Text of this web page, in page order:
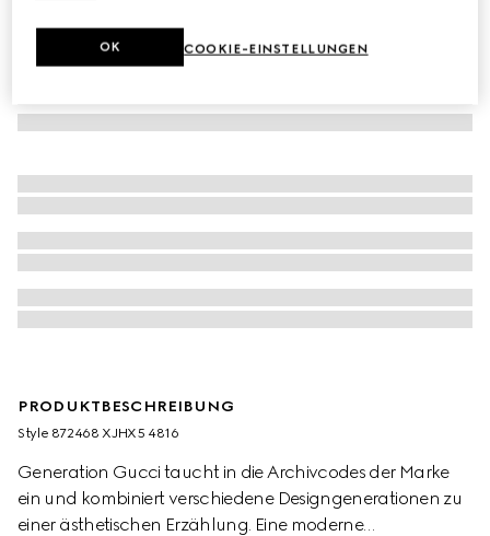
PRODUKTBESCHREIBUNG
Style ‎872468 XJHX5 4816
Generation Gucci taucht in die Archivcodes der Marke
ein und kombiniert verschiedene Designgenerationen zu
einer ästhetischen Erzählung. Eine moderne
COOKIE-EINSTELLUNGEN
OK